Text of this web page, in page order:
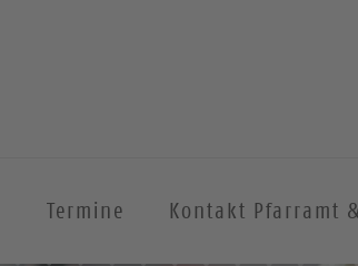
Termine Kontakt Pfarramt